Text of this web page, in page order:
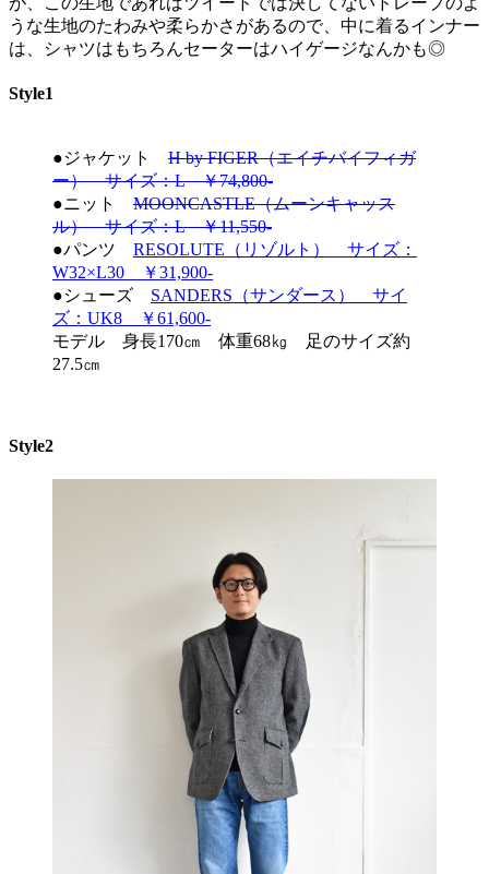
うな生地のたわみや柔らかさがあるので、中に着るインナー
は、シャツはもちろんセーターはハイゲージなんかも◎
Style1
●ジャケット H by FIGER（エイチバイフィガ
ー） サイズ：L ￥74,800-
●ニット MOONCASTLE（ムーンキャッス
ル） サイズ：L ￥11,550-
●パンツ RESOLUTE（リゾルト） サイズ：
W32×L30 ￥31,900-
●シューズ SANDERS（サンダース） サイ
ズ：UK8 ￥61,600-
モデル 身長170㎝ 体重68㎏ 足のサイズ約
27.5㎝
Style2